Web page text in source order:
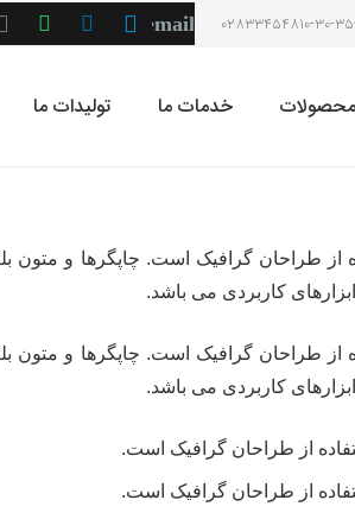
02833454810-30-
محصولات خدمات ما تولیدات ما
از طراحان گرافیک است. چاپگرها و متون
کاربردی می باشد.
از طراحان گرافیک است. چاپگرها و متون
کاربردی می باشد.
از طراحان گرافیک است.
از طراحان گرافیک است.